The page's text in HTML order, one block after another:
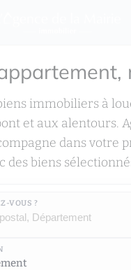
immobiliers à
et aux alentours.
dans votre
des biens
VOUS ?
vous ?
vous ?